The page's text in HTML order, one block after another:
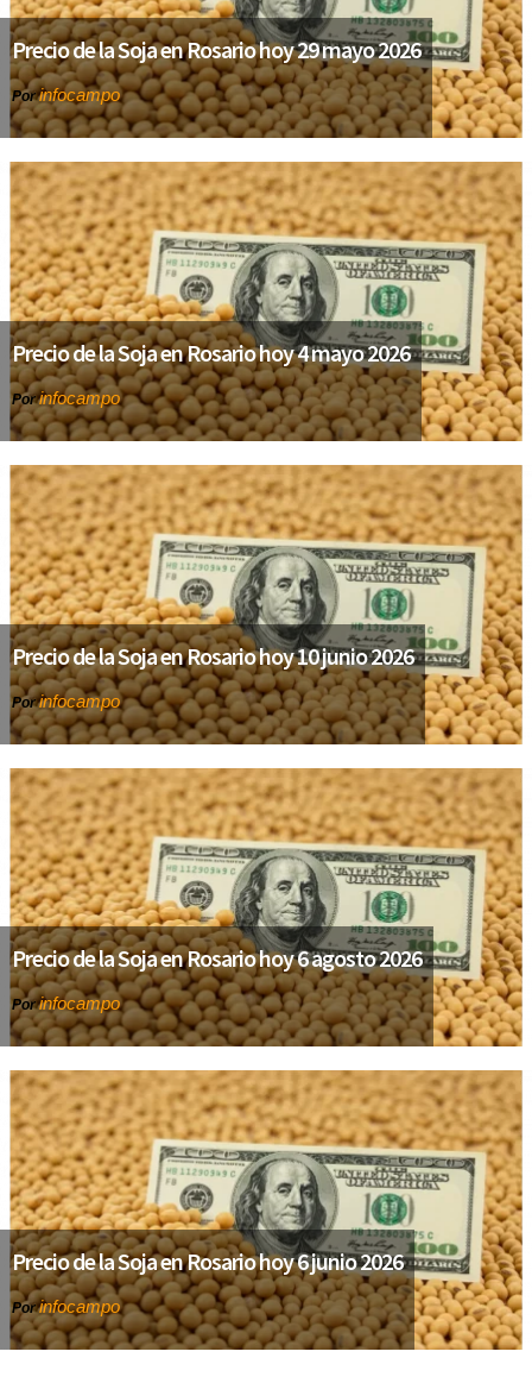
Precio de la Soja en Rosario hoy 29 mayo 2026
Porinfocampo
Precio de la Soja en Rosario hoy 4 mayo 2026
Porinfocampo
Precio de la Soja en Rosario hoy 10 junio 2026
Porinfocampo
Precio de la Soja en Rosario hoy 6 agosto 2026
Porinfocampo
Precio de la Soja en Rosario hoy 6 junio 2026
Porinfocampo